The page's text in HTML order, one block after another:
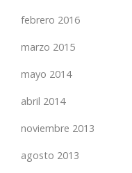
febrero 2016
marzo 2015
mayo 2014
abril 2014
noviembre 2013
agosto 2013